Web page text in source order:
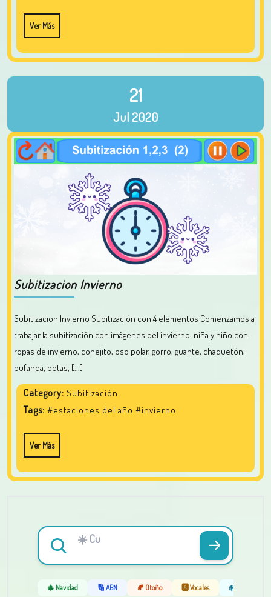
Ver Más
21
Jul2020
Subitizacion Invierno
Subitizacion Invierno Subitización con 4 elementos Comenzamos a
trabajar la subitización con imágenes del invierno: niña y niño con
ropas de invierno, conejito, oso polar, gorro, guante, chaquetón,
bufanda, botas, [...]
Category: Subitización
Tags: #estaciones del año #invierno
Ver Más
🎄 Navidad 🔢 ABN 🍂 Otoño 🅰️ Vocales ❄️ Invierno